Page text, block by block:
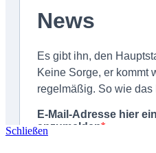
Schließen